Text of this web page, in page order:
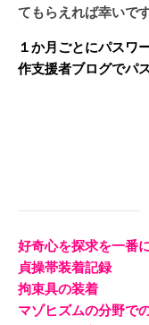
てもらえれば幸いです
１か月ごとにパスワ
作支援者ブログでパ
好奇心を探求を一番
貞操帯装着記録
拘束具の装着
マゾヒズムの分野で